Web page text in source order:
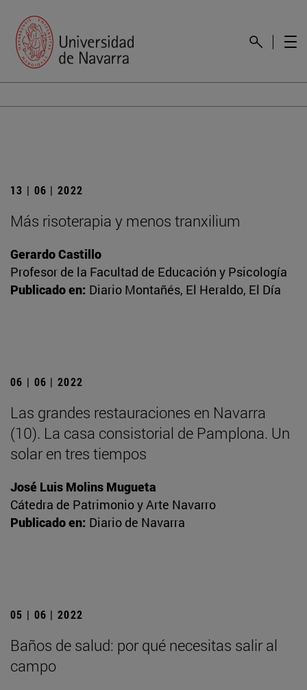
13 | 06 | 2022
Más risoterapia y menos tranxilium
Gerardo Castillo
Profesor de la Facultad de Educación y Psicología
Publicado en: Diario Montañés, El Heraldo, El Día
06 | 06 | 2022
Las grandes restauraciones en Navarra
(10). La casa consistorial de Pamplona. Un
solar en tres tiempos
José Luis Molins Mugueta
Cátedra de Patrimonio y Arte Navarro
Publicado en: Diario de Navarra
05 | 06 | 2022
Baños de salud: por qué necesitas salir al
campo